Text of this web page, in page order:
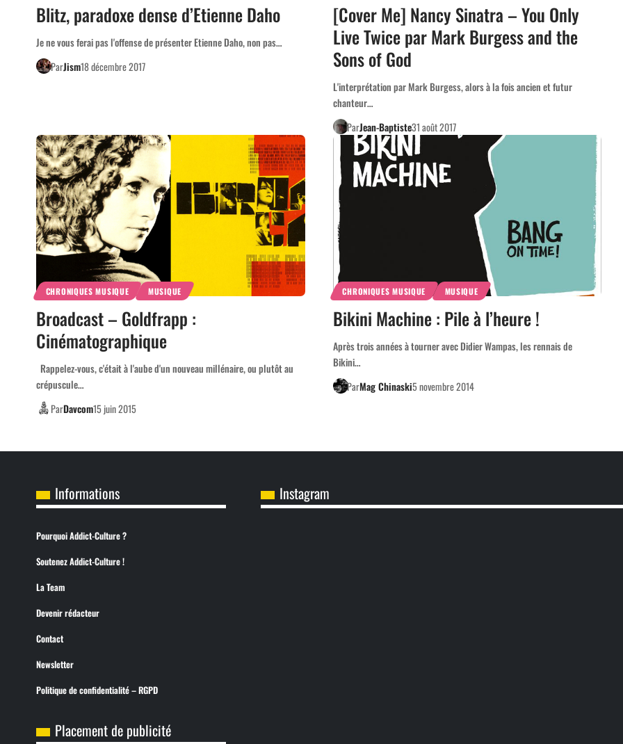
Blitz, paradoxe dense d’Etienne Daho
Je ne vous ferai pas l'offense de présenter Etienne Daho, non pas…
ParJism18 décembre 2017
[Cover Me] Nancy Sinatra – You Only
Live Twice par Mark Burgess and the
Sons of God
L'interprétation par Mark Burgess, alors à la fois ancien et futur
chanteur…
ParJean-Baptiste31 août 2017
CHRONIQUES MUSIQUE MUSIQUE
Broadcast – Goldfrapp :
Cinématographique
Rappelez-vous, c'était à l'aube d'un nouveau millénaire, ou plutôt au
crépuscule…
ParDavcom15 juin 2015
CHRONIQUES MUSIQUE MUSIQUE
Bikini Machine : Pile à l’heure !
Après trois années à tourner avec Didier Wampas, les rennais de
Bikini…
ParMag Chinaski5 novembre 2014
Informations
Pourquoi Addict-Culture ?
Soutenez Addict-Culture !
La Team
Devenir rédacteur
Contact
Newsletter
Politique de confidentialité – RGPD
Placement de publicité
Instagram